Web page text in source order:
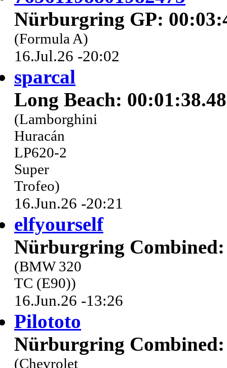
Nürburgring GP:
(Formula A)
16.Jul.26 -20:02
sparcal
Long Beach:
(Lamborghini
Huracán
LP620-2
Super
Trofeo)
16.Jun.26 -20:21
elfyourself
Nürburgring Combined:
(BMW 320
TC (E90))
16.Jun.26 -13:26
Pilototo
Nürburgring Combined:
(Chevrolet